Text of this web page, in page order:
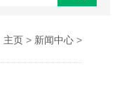
主页> 新闻中心>